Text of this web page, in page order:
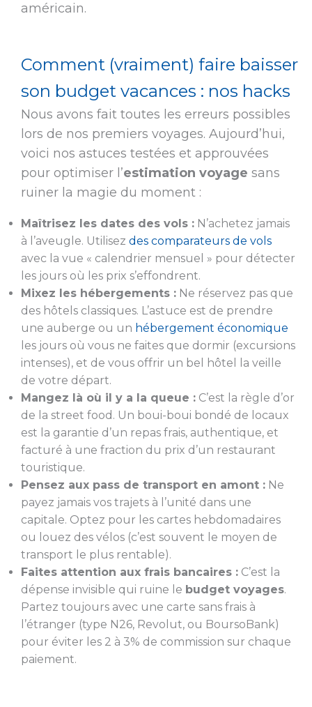
américain.
Comment (vraiment) faire baisser
son budget vacances : nos hacks
Nous avons fait toutes les erreurs possibles
lors de nos premiers voyages. Aujourd’hui,
voici nos astuces testées et approuvées
pour optimiser l’estimation voyage sans
ruiner la magie du moment :
Maîtrisez les dates des vols :N’achetez jamais
à l’aveugle. Utilisez des comparateurs de vols
avec la vue « calendrier mensuel » pour détecter
les jours où les prix s’effondrent.
Mixez les hébergements :Ne réservez pas que
des hôtels classiques. L’astuce est de prendre
une auberge ou un hébergement économique
les jours où vous ne faites que dormir (excursions
intenses), et de vous offrir un bel hôtel la veille
de votre départ.
Mangez là où il y a la queue :C’est la règle d’or
de la street food. Un boui-boui bondé de locaux
est la garantie d’un repas frais, authentique, et
facturé à une fraction du prix d’un restaurant
touristique.
Pensez aux pass de transport en amont :Ne
payez jamais vos trajets à l’unité dans une
capitale. Optez pour les cartes hebdomadaires
ou louez des vélos (c’est souvent le moyen de
transport le plus rentable).
Faites attention aux frais bancaires :C’est la
dépense invisible qui ruine le budget voyages.
Partez toujours avec une carte sans frais à
l’étranger (type N26, Revolut, ou BoursoBank)
pour éviter les 2 à 3% de commission sur chaque
paiement.